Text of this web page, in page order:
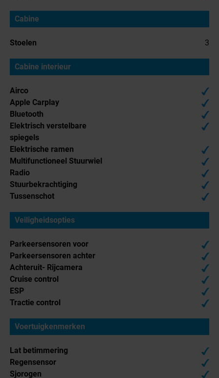
Cabine
Stoelen 3
Cabine interieur
Airco
Apple Carplay
Bluetooth
Elektrisch verstelbare
spiegels
Elektrische ramen
Multifunctioneel Stuurwiel
Radio
Stuurbekrachtiging
Tussenschot
Veiligheidsopties
Parkeersensoren voor
Parkeersensoren achter
Achteruit- Rijcamera
Cruise control
ESP
Tractie control
Voertuigkenmerken
Lat betimmering
Regensensor
Sjorogen